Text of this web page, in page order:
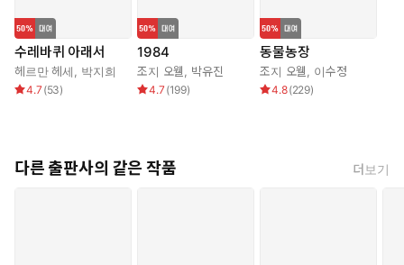
수레바퀴 아래서
헤르만 헤세, 박지희
4.7 (53)
1984
조지 오웰, 박유진
4.7 (199)
동물농장
조지 오웰, 이수정
4.8(229)
다른 출판사의 같은 작품 더보기